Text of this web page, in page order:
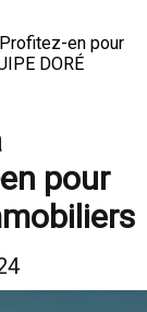
en pour
DORÉ
pour